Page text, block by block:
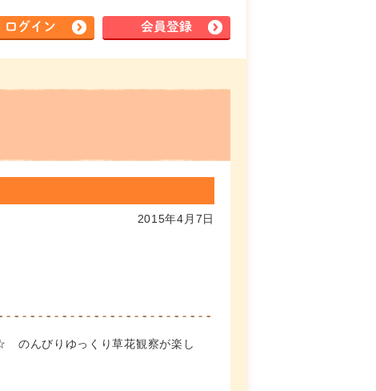
ログイン 会員登録
2015年4月7日
のんびりゆっくり草花観察が楽し